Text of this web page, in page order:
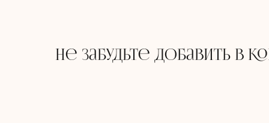
Не забудьте добавить в